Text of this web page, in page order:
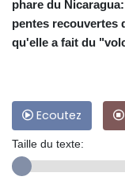
phare du
pentes recouvertes
qu'elle a fait du
Ecoutez
Taille du texte: